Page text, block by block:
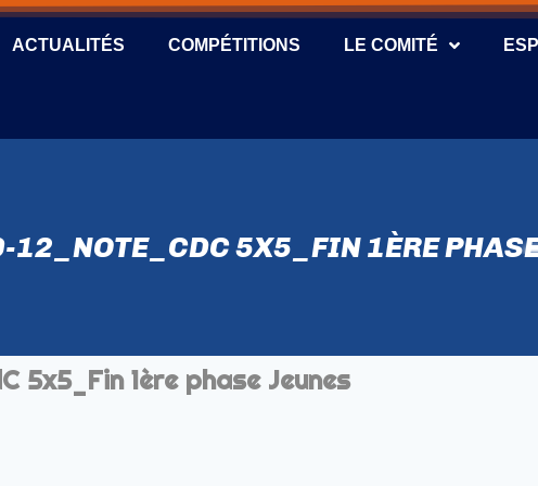
ACTUALITÉS COMPÉTITIONS LE COMITÉ
5X5_FIN 1ÈRE
5x5_Fin 1ère phase Jeunes